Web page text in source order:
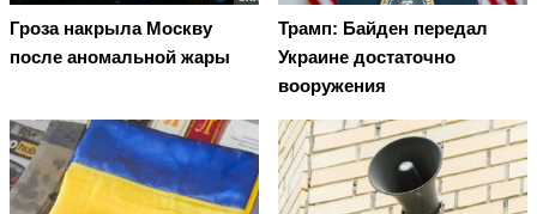
Гроза накрыла Москву
после аномальной жары
Трамп: Байден передал
Украине достаточно
вооружения